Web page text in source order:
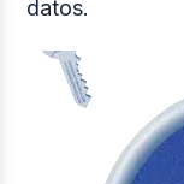
datos.